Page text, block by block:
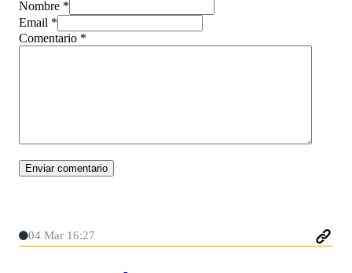
Nombre *
Email *
Comentario *
04 Mar 16:27